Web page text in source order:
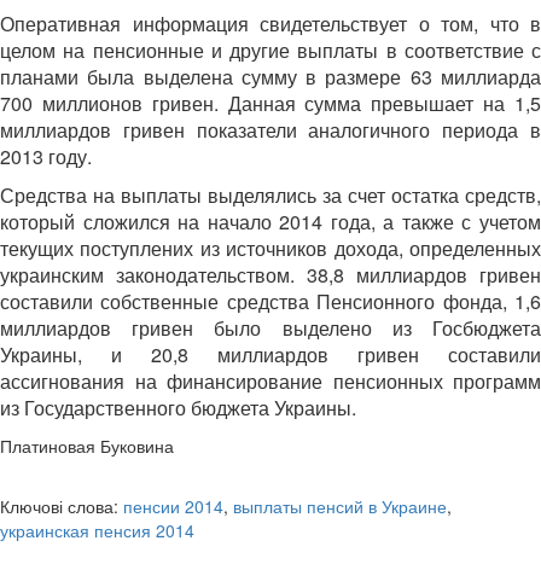
Оперативная информация свидетельствует о том, что в
целом на пенсионные и другие выплаты в соответствие с
планами была выделена сумму в размере 63 миллиарда
700 миллионов гривен. Данная сумма превышает на 1,5
миллиардов гривен показатели аналогичного периода в
2013 году.
Средства на выплаты выделялись за счет остатка средств,
который сложился на начало 2014 года, а также с учетом
текущих поступлених из источников дохода, определенных
украинским законодательством. 38,8 миллиардов гривен
составили собственные средства Пенсионного фонда, 1,6
миллиардов гривен было выделено из Госбюджета
Украины, и 20,8 миллиардов гривен составили
ассигнования на финансирование пенсионных программ
из Государственного бюджета Украины.
Платиновая Буковина
Ключові слова: пенсии 2014, выплаты пенсий в Украине,
украинская пенсия 2014